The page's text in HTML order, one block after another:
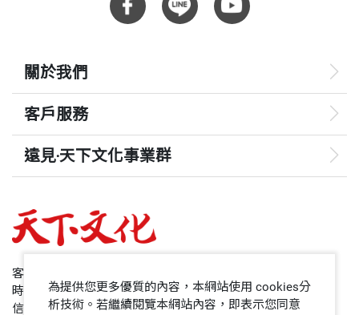
關於我們
客戶服務
遠見‧天下文化事業群
哈佛商業評論
領導影響力學院
客服專線：+886 2 2662-0012
時間：週一~週五9:00~12:30;13:30~17:00
信箱：service@cwgv.com.tw
為提供您更多優質的內容，本網站使用 cookies分
析技術。若繼續閱覽本網站內容，即表示您同意